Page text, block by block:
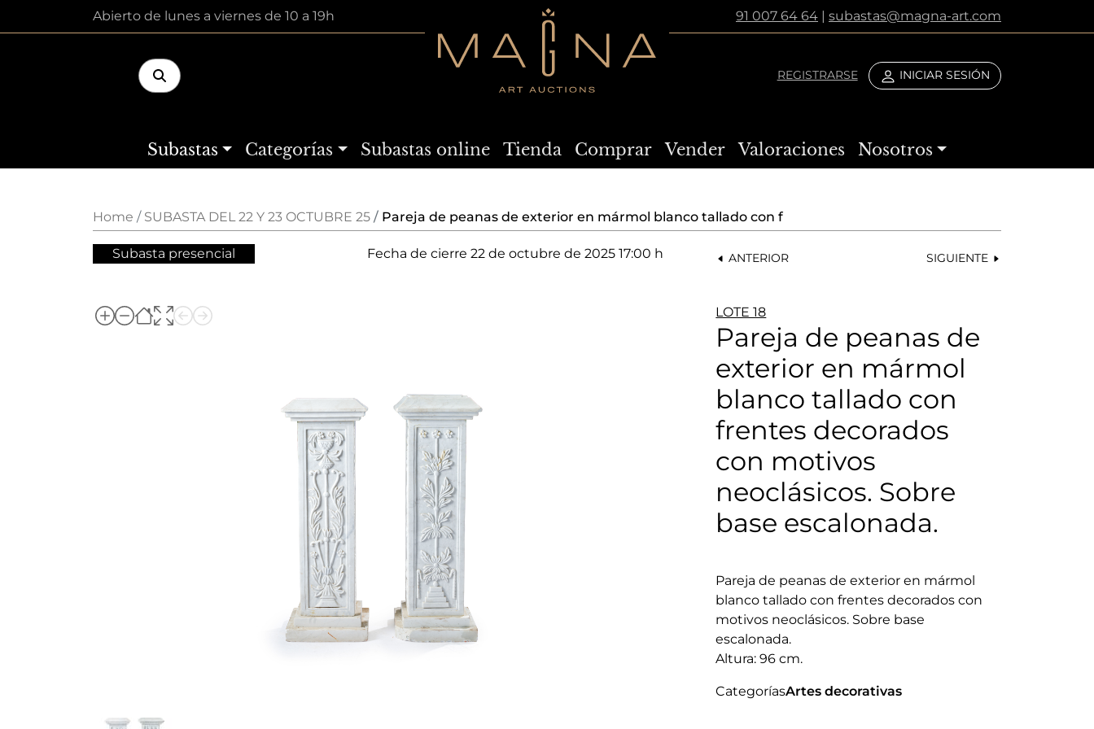
Abierto de lunes a viernes de 10 a 19h 91 007 64 64 | subastas@magna-art.com
REGISTRARSE INICIAR SESIÓN
Subastas Categorías Subastas online Tienda Comprar Vender Valoraciones Nosotros
Home SUBASTA DEL 22 Y 23 OCTUBRE 25 Pareja de peanas de exterior en mármol blanco tallado con f
Subasta presencial Fecha de cierre22 de octubre de 2025 17:00 h ANTERIOR SIGUIENTE
LOTE 18
Pareja de peanas de
exterior en mármol
blanco tallado con
frentes decorados
con motivos
neoclásicos. Sobre
base escalonada.
Pareja de peanas de exterior en mármol
blanco tallado con frentes decorados con
motivos neoclásicos. Sobre base
escalonada.
Altura: 96 cm.
CategoríasArtes decorativas